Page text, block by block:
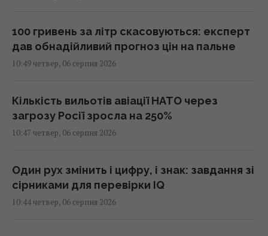
100 гривень за літр скасовуються: експерт
дав обнадійливий прогноз цін на пальне
10:49 четвер, 06 серпня 2026
Кількість вильотів авіації НАТО через
загрозу Росії зросла на 250%
10:47 четвер, 06 серпня 2026
Один рух змінить і цифру, і знак: завдання зі
сірниками для перевірки IQ
10:44 четвер, 06 серпня 2026